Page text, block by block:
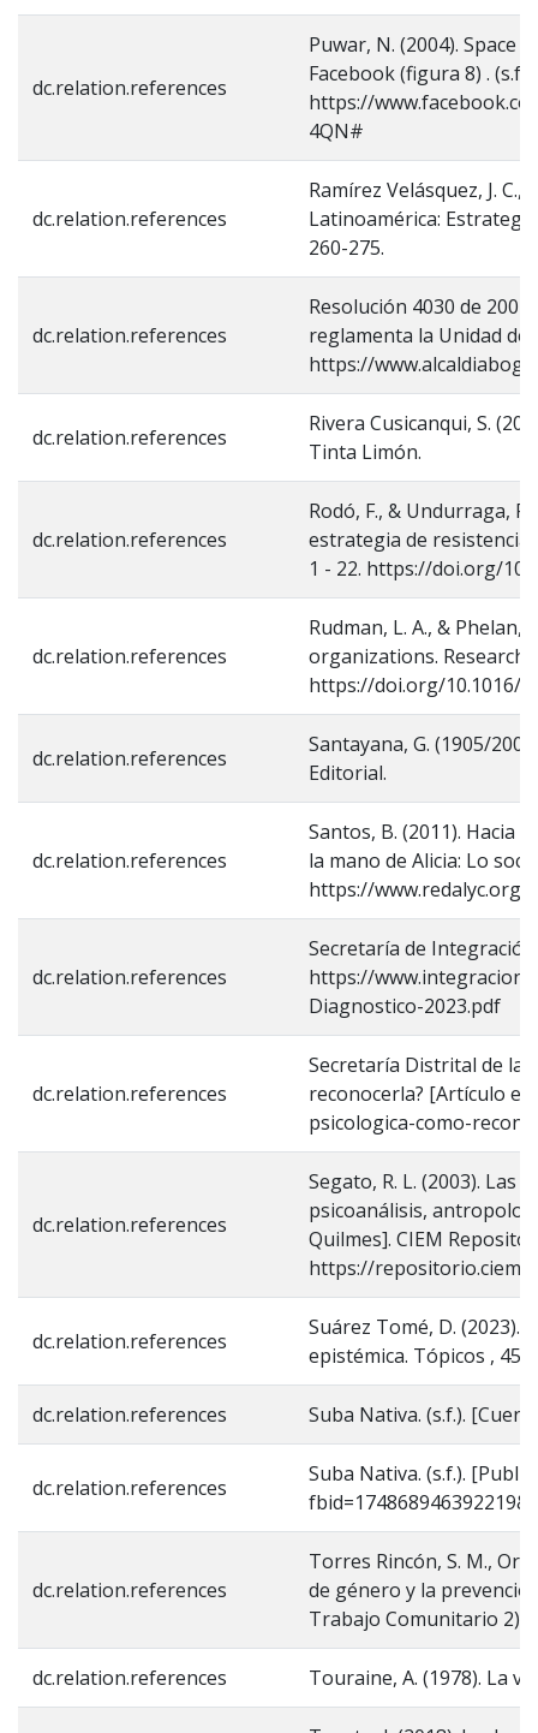
dc.relation.references
Puwar, N. (2004). Space
Facebook (figura 8) .
https://
4QN#
dc.relation.references
Ramírez Velásquez, J. C.,
Latinoamérica:
260-275.
dc.relation.references
Resolución 4030 de
reglamenta la Unidad de
https://
dc.relation.references
Rivera Cusicanqui, S.
Tinta Limón.
dc.relation.references
Rodó, F., & Undurraga,
estrategia de resistencia
1 - 22. https://doi.org/
dc.relation.references
Rudman, L. A., &
organizations. Research
https://doi.org/10.1016/
dc.relation.references
Santayana, G. (1905/
Editorial.
dc.relation.references
Santos, B. (2011). Hacia
la mano de Alicia: Lo
https://www.redalyc.org/
dc.relation.references
Secretaría de
https://
Diagnostico-2023.pdf
dc.relation.references
Secretaría Distrital de la
reconocerla? [Artículo
psicologica-como-
dc.relation.references
Segato, R. L. (2003).
psicoanálisis,
Quilmes]. CIEM
https://
dc.relation.references
Suárez Tomé, D. (2023).
epistémica. Tópicos , 45
dc.relation.references Suba Nativa. (s.f.).
dc.relation.references
Suba Nativa. (s.f.).
dc.relation.references
Torres Rincón, S. M.,
de género y la
Trabajo Comunitario 2).
dc.relation.references Touraine, A. (1978). La